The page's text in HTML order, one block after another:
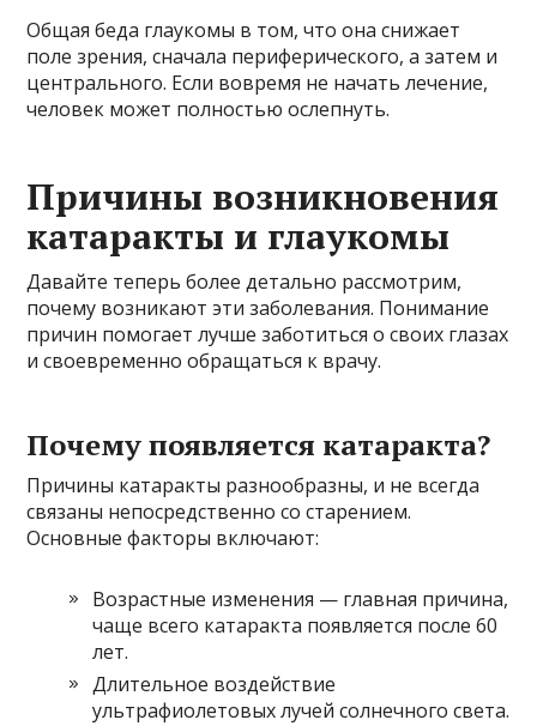
Общая беда глаукомы в том, что она снижает
поле зрения, сначала периферического, а затем и
центрального. Если вовремя не начать лечение,
человек может полностью ослепнуть.
Причины возникновения
катаракты и глаукомы
Давайте теперь более детально рассмотрим,
почему возникают эти заболевания. Понимание
причин помогает лучше заботиться о своих глазах
и своевременно обращаться к врачу.
Почему появляется катаракта?
Причины катаракты разнообразны, и не всегда
связаны непосредственно со старением.
Основные факторы включают:
Возрастные изменения — главная причина,
чаще всего катаракта появляется после 60
лет.
Длительное воздействие
ультрафиолетовых лучей солнечного света.